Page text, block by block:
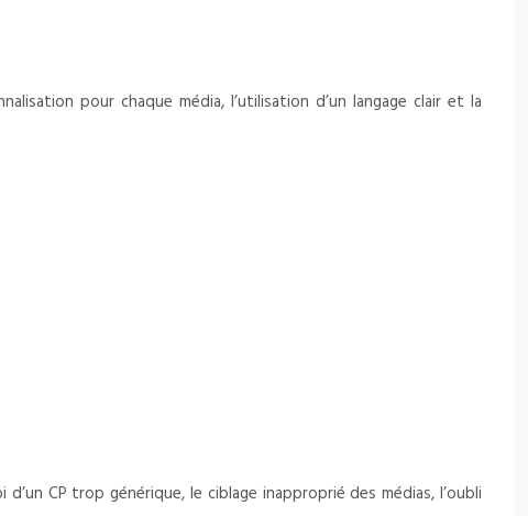
pour chaque média, l’utilisation d’un langage clair et la
CP trop générique, le ciblage inapproprié des médias, l’oubli